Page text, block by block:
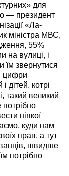
для
— президент
«Ла-
міністра МВС,
55%
на вулиці, і
їм звернутися
цифри
дітей, котрі
такий великий
ніякої
куди нам
прав, а тут
швидше
потрібно